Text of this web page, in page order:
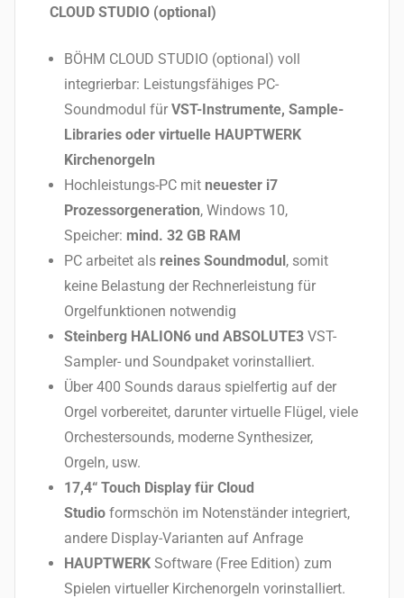
CLOUD STUDIO (optional)
BÖHM CLOUD STUDIO (optional) voll
integrierbar: Leistungsfähiges PC-
Soundmodul für VST-Instrumente, Sample-
Libraries oder virtuelle HAUPTWERK
Kirchenorgeln
Hochleistungs-PC mit neuester i7
Prozessorgeneration, Windows 10,
Speicher: mind. 32 GB RAM
PC arbeitet als reines Soundmodul, somit
keine Belastung der Rechnerleistung für
Orgelfunktionen notwendig
Steinberg HALION6 und ABSOLUTE3 VST-
Sampler- und Soundpaket vorinstalliert.
Über 400 Sounds daraus spielfertig auf der
Orgel vorbereitet, darunter virtuelle Flügel, viele
Orchestersounds, moderne Synthesizer,
Orgeln, usw.
17,4“ Touch Display für Cloud
Studio formschön im Notenständer integriert,
andere Display-Varianten auf Anfrage
HAUPTWERK Software (Free Edition) zum
Spielen virtueller Kirchenorgeln vorinstalliert.